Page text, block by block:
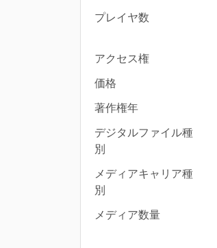
プレイヤ数
アクセス権
価格
著作権年
デジタルファイル種
別
メディアキャリア種
別
メディア数量